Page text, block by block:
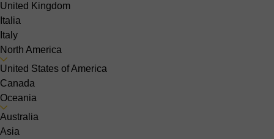
United Kingdom
Italia
Italy
North America
United States of America
Canada
Oceania
Australia
Asia